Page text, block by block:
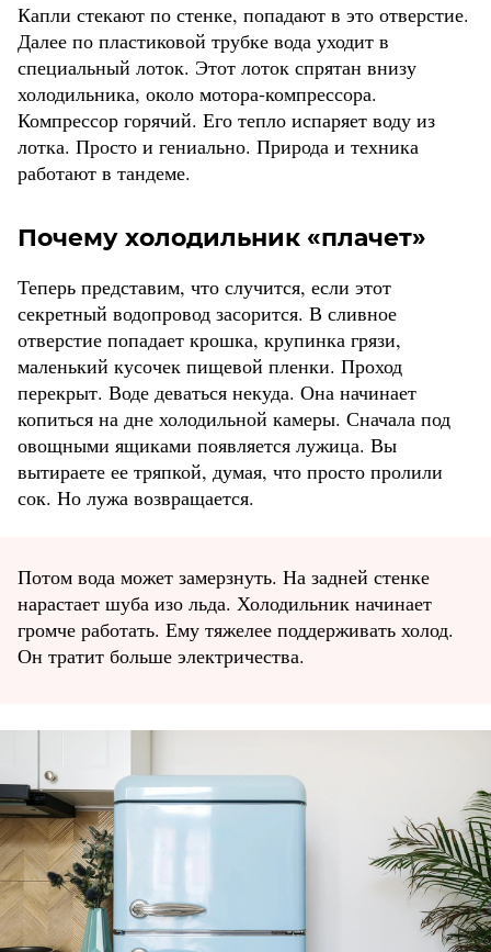
Капли стекают по стенке, попадают в это отверстие.
Далее по пластиковой трубке вода уходит в
специальный лоток. Этот лоток спрятан внизу
холодильника, около мотора-компрессора.
Компрессор горячий. Его тепло испаряет воду из
лотка. Просто и гениально. Природа и техника
работают в тандеме.
Почему холодильник «плачет»
Теперь представим, что случится, если этот
секретный водопровод засорится. В сливное
отверстие попадает крошка, крупинка грязи,
маленький кусочек пищевой пленки. Проход
перекрыт. Воде деваться некуда. Она начинает
копиться на дне холодильной камеры. Сначала под
овощными ящиками появляется лужица. Вы
вытираете ее тряпкой, думая, что просто пролили
сок. Но лужа возвращается.
Потом вода может замерзнуть. На задней стенке
нарастает шуба изо льда. Холодильник начинает
громче работать. Ему тяжелее поддерживать холод.
Он тратит больше электричества.